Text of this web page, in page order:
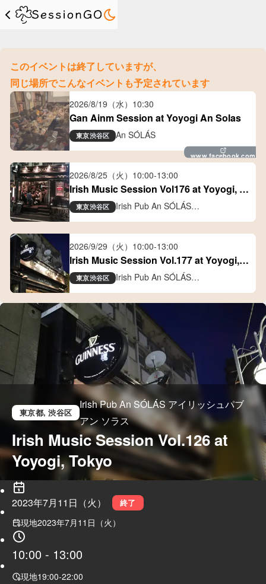
このイベントは終了していますが、
同じ場所でこんなイベントも予定されています
2026/8/19（水） 10:30
Gan Ainm Session at Yoyogi An Solas
東京渋谷区 An SÓLÁS
www.facebook.com
2026/8/25（火） 10:00-13:00
Irish Music Session Vol176 at Yoyogi,
Tokyo
東京渋谷区
Irish Pub An SÓLÁS
アイリッシュパブ アン ソラス
2026/9/29（火） 10:00-13:00
Irish Music Session Vol.177 at Yoyogi,
Tokyo
東京渋谷区
Irish Pub An SÓLÁS
アイリッシュパブ アン ソラス
東京都, 渋谷区
Irish Pub An SÓLÁS アイリッシュパブ
アン ソラス
Irish Music Session Vol.126 at
Yoyogi, Tokyo
2023年7月11日（火） 終了
現地2023年7月11日（火）
10:00 - 13:00
現地19:00-22:00